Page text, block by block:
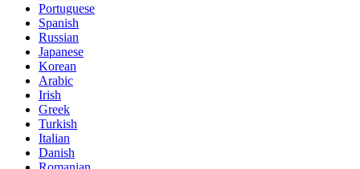
Portuguese
Spanish
Russian
Japanese
Korean
Arabic
Irish
Greek
Turkish
Italian
Danish